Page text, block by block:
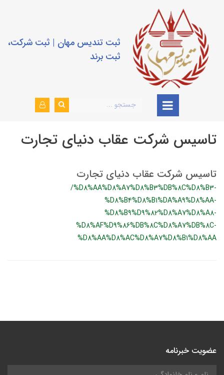
ثبت تندیس مهان | ثبت شرکت،
ثبت برند
تاسیس شرکت عقاب دنیای تجارت
تاسیس شرکت عقاب دنیای تجارت
/%D8%AA%D8%A7%D8%B3%DB%8C%D8%B3-
%D8%B4%D8%B1%DA%A9%D8%AA-
%D8%B9%D9%82%D8%A7%D8%A8-
%D8%AF%D9%86%DB%8C%D8%A7%DB%8C-
%D8%AA%D8%AC%D8%A7%D8%B1%D8%AA
عضویت خبرنامه